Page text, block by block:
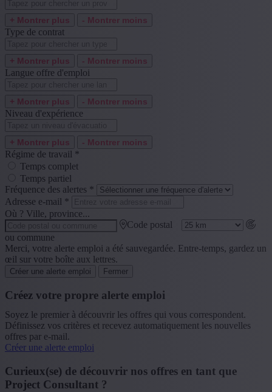
+ Montrer plus - Montrer moins
Type de contrat
+ Montrer plus - Montrer moins
Langue offre d'emploi
+ Montrer plus - Montrer moins
Niveau d'expérience
+ Montrer plus - Montrer moins
Régime de travail *
Temps complet
Temps partiel
Fréquence des alertes *
Adresse e-mail *
Où ? Ville, province...
Code postal
ou commune
Merci, votre alerte emploi a été sauvegardée. Entre-temps, gardez un
œil sur votre boîte aux lettres.
Créer une alerte emploi Fermer
Créez votre propre alerte emploi
Soyez le premier à découvrir les offres qui vous correspondent.
Définissez vos critères et recevez automatiquement les nouvelles
offres par e-mail.
Créer une alerte emploi
Curieux(se) de découvrir nos offres en tant que
Project Consultant ?